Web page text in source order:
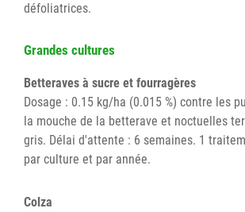
défoliatrices.
Grandes cultures
Betteraves à sucre et fourragères
Dosage : 0.15 kg/ha (0.015 %) contre les
la mouche de la betterave et noctuelles
gris. Délai d'attente : 6 semaines. 1
par culture et par année.
Colza